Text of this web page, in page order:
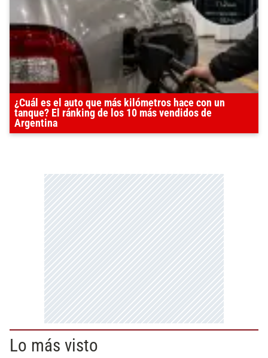
¿Cuál es el auto que más kilómetros hace con un
tanque? El ránking de los 10 más vendidos de
Argentina
Lo más visto